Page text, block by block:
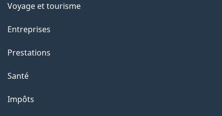
t
t
a
e
Voyage et tourisme
Entreprises
Prestations
Santé
Impôts